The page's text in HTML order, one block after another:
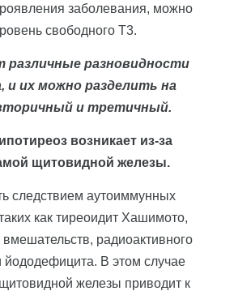
заболевания, можно
свободного Т3.
разновидности
и их можно разделить на
и третичный.
возникает из-за
щитовидной железы.
следствием аутоиммунных
как тиреоидит Хашимото,
вмешательств, радиоактивного
йододефицита. В этом случае
железы приводит к